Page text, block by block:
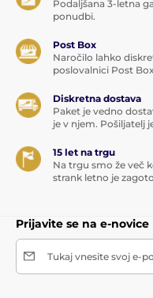
Podaljšana 3-letna
ponudbi.
Post Box
Naročilo lahko
poslovalnici Post
Diskretna dostava
Paket je vedno
je v njem. Pošiljatelj
15 let na trgu
Na trgu smo že več
strank letno je
Prijavite se na e-novice
Tukaj vnesite svoj e-